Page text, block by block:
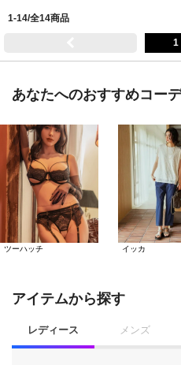
1-14/全14商品
1
あなたへのおすすめコーデ
ツーハッチ イッカ
アイテムから探す
レディース メンズ